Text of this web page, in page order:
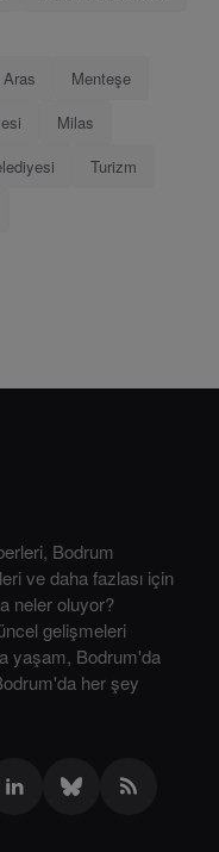
Menteşe
Milas
Turizm
Bodrum
ve daha fazlası için
neler oluyor?
gelişmeleri
yaşam, Bodrum'da
her şey